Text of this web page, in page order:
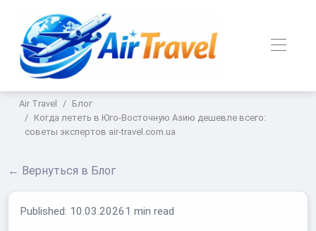
Air Travel
Блог
Когда лететь в Юго-Восточную Азию дешевле всего:
советы экспертов air-travel.com.ua
← Вернуться в Блог
Published: 10.03.20261 min read